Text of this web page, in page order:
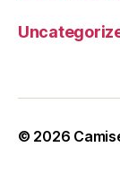
© 2026